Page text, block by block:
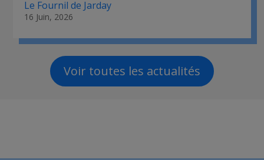
Le Fournil de Jarday
16 Juin, 2026
Voir toutes les actualités